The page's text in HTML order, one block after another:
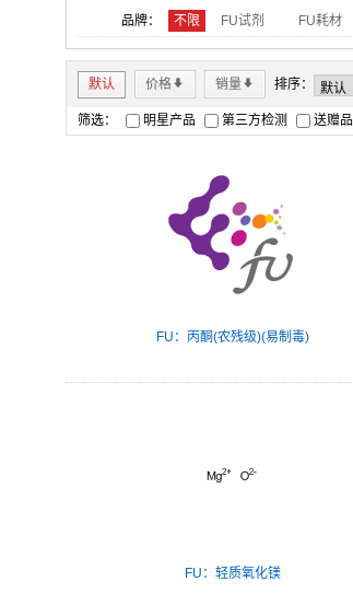
品牌： 不限 FU试剂 FU耗材
默认 价格* 销量* 排序：
筛选： 明星产品 第三方检测 送赠品
FU：丙酮(农残级)(易制毒)
FU：轻质氧化镁